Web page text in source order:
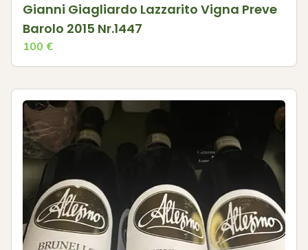
Gianni Giagliardo Lazzarito Vigna Preve
Barolo 2015 Nr.1447
100 €